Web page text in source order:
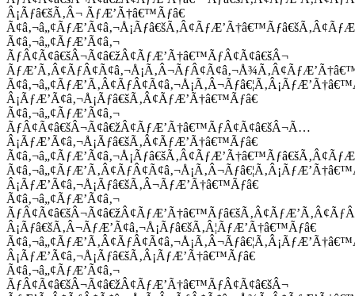
Â¡Ãƒâ€šÃ‚Â¬ ÃƒÆ’Ã†â€™Ãƒâ€
Ã¢â‚¬â„¢ÃƒÆ’Ã¢â‚¬
ÃƒÂ¢Ã¢â€šÂ¬Ã¢â€žÂ¢ÃƒÆ’Ã†â€™ÃƒÂ¢Ã¢â€šÂ¬
Â¡ÃƒÆ’Ã¢â‚¬Å¡Ãƒâ€šÃ‚Â¢ÃƒÆ’Ã†â€™Ãƒâ€
Ã¢â‚¬â„¢ÃƒÆ’Ã¢â‚¬
ÃƒÂ¢Ã¢â€šÂ¬Ã¢â€žÂ¢ÃƒÆ’Ã†â€™ÃƒÂ¢Ã¢â€šÂ¬Ã…
Â¡ÃƒÆ’Ã¢â‚¬Å¡Ãƒâ€šÃ‚Â¢ÃƒÆ’Ã†â€™Ãƒâ€
Â¡ÃƒÆ’Ã¢â‚¬Å¡Ãƒâ€šÃ‚Â¬ÃƒÆ’Ã†â€™Ãƒâ€
Ã¢â‚¬â„¢ÃƒÆ’Ã¢â‚¬
Â¡Ãƒâ€šÃ‚Â¬ÃƒÆ’Ã¢â‚¬Å¡Ãƒâ€šÃ‚Â¦ÃƒÆ’Ã†â€™Ãƒâ€
Â¡ÃƒÆ’Ã¢â‚¬Å¡Ãƒâ€šÃ‚Â¡ÃƒÆ’Ã†â€™Ãƒâ€
Ã¢â‚¬â„¢ÃƒÆ’Ã¢â‚¬
ÃƒÂ¢Ã¢â€šÂ¬Ã¢â€žÂ¢ÃƒÆ’Ã†â€™ÃƒÂ¢Ã¢â€šÂ¬